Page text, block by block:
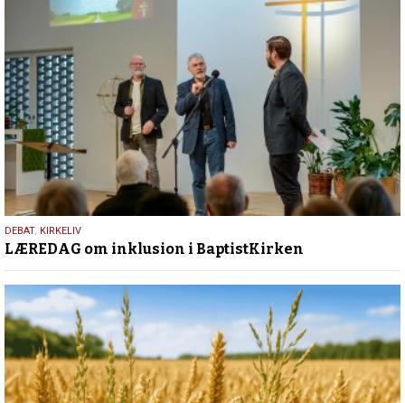
13.
maj
2026
DEBAT, KIRKELIV
LÆREDAG om inklusion i BaptistKirken